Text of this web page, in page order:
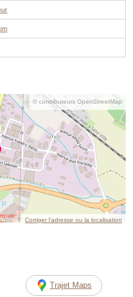
© contributeurs OpenStreetMap
Corriger l’adresse ou la localisation
Trajet Maps